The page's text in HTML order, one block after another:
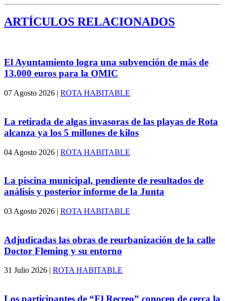
ARTÍCULOS RELACIONADOS
El Ayuntamiento logra una subvención de más de
13.000 euros para la OMIC
07 Agosto 2026 | ROTA HABITABLE
La retirada de algas invasoras de las playas de Rota
alcanza ya los 5 millones de kilos
04 Agosto 2026 | ROTA HABITABLE
La piscina municipal, pendiente de resultados de
análisis y posterior informe de la Junta
03 Agosto 2026 | ROTA HABITABLE
Adjudicadas las obras de reurbanización de la calle
Doctor Fleming y su entorno
31 Julio 2026 | ROTA HABITABLE
Los participantes de “El Recreo” conocen de cerca la